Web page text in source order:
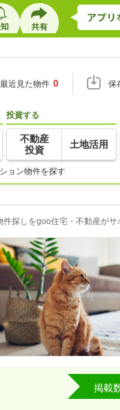
最近見た物件 0 保
投資する
不動産
投資
土地活用
ョン物件を探す
探しをgoo住宅・不動産がサ
掲載